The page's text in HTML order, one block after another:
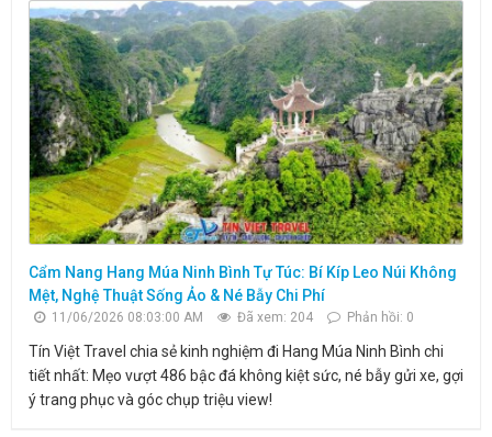
Cẩm Nang Hang Múa Ninh Bình Tự Túc: Bí Kíp Leo Núi Không
Mệt, Nghệ Thuật Sống Ảo & Né Bẫy Chi Phí
11/06/2026 08:03:00 AM Đã xem: 204 Phản hồi: 0
Tín Việt Travel chia sẻ kinh nghiệm đi Hang Múa Ninh Bình chi
tiết nhất: Mẹo vượt 486 bậc đá không kiệt sức, né bẫy gửi xe, gợi
ý trang phục và góc chụp triệu view!